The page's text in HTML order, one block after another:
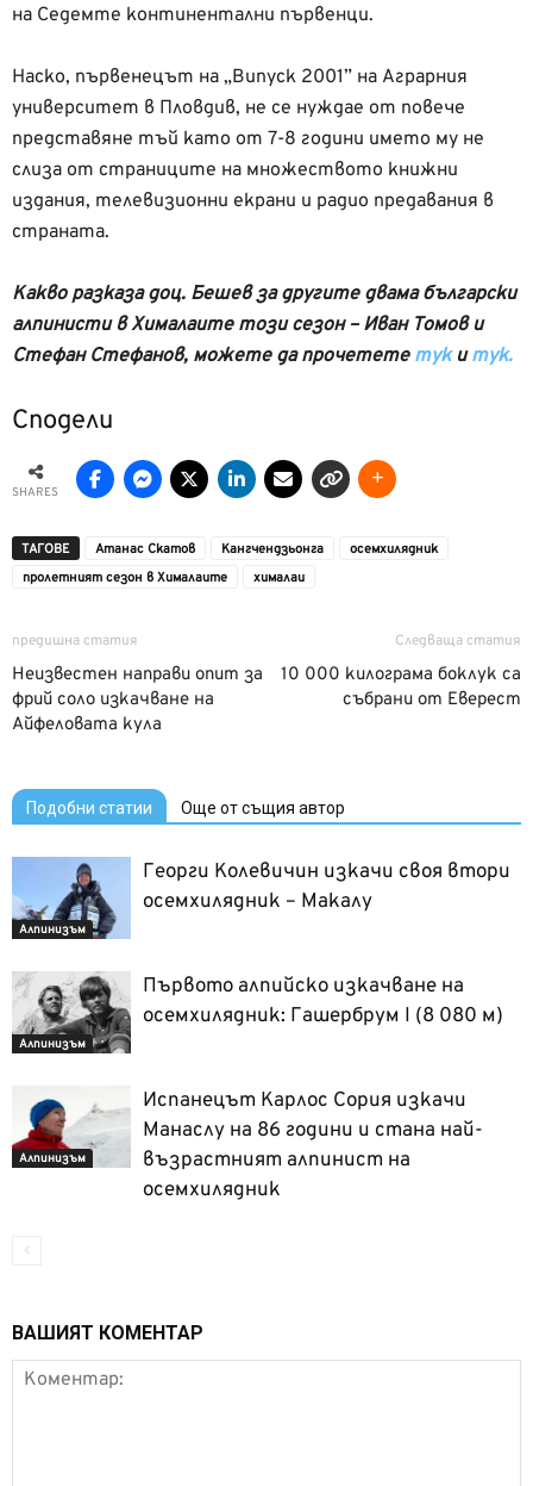
на Седемте континентални първенци.
Наско, първенецът на „Випуск 2001” на Аграрния
университет в Пловдив, не се нуждае от повече
представяне тъй като от 7-8 години името му не
слиза от страниците на множеството книжни
издания, телевизионни екрани и радио предавания в
страната.
Какво разказа доц. Бешев за другите двама български
алпинисти в Хималаите този сезон – Иван Томов и
Стефан Стефанов, можете да прочетете тукитук.
Сподели
SHARES
ТАГОВЕ Атанас Скатов Кангчендзьонга
осемхилядник
пролетният сезон в Хималаите
хималаи
предишна статия
Неизвестен направи опит за
фрий соло изкачване на
Айфеловата кула
Следваща статия
10 000 килограма боклук са
събрани от Еверест
Подобни статии Още от същия автор
Алпинизъм
Георги Колевичин изкачи своя втори
осемхилядник – Макалу
Алпинизъм
Първото алпийско изкачване на
осемхилядник: Гашербрум I (8 080 м)
Алпинизъм
Испанецът Карлос Сория изкачи
Манаслу на 86 години и стана най-
възрастният алпинист на
осемхилядник
ВАШИЯТ КОМЕНТАР